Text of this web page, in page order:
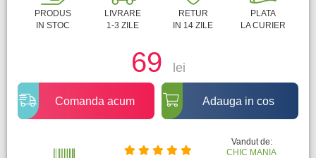
PRODUS
IN STOC
LIVRARE
1-3 ZILE
RETUR
IN 14 ZILE
PLATA
LA CURIER
69 lei
Comanda acum Adauga in cos
Vandut de:
CHIC MANIA